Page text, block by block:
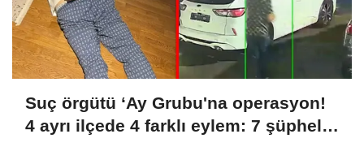
Suç örgütü ‘Ay Grubu'na operasyon!
4 ayrı ilçede 4 farklı eylem: 7 şüpheli